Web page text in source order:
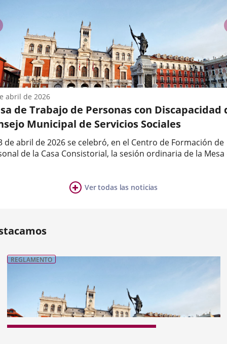
de Trabajo de Personas con Discapacidad
Municipal de Servicios Sociales
de abril de 2026 se celebró, en el Centro de Formación de
de la Casa Consistorial, la sesión ordinaria de la Mesa
abril de 2026
Ver todas las noticias
REGLAMENTO